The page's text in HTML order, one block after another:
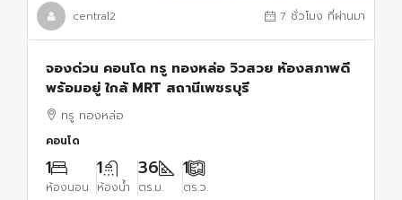
central2 7 ชั่วโมง ที่ผ่านมา
จองด่วน คอนโด ทรู ทองหล่อ วิวสวย ห้องสภาพดี
พร้อมอยู่ ใกล้ MRT สถานีเพชรบุรี
ทรู ทองหล่อ
คอนโด
1
ห้องนอน
1
ห้องน้ำ
36
ตร.ม.
1
ตร.ว.